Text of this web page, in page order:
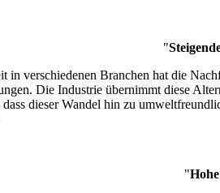
"
in verschiedenen Branchen hat die
Die Industrie übernimmt diese
dieser Wandel hin zu
"